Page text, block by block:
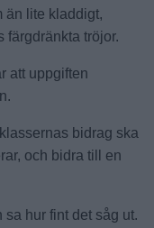
än lite kladdigt,
färgdränkta tröjor.
att uppgiften
bidrag ska
och bidra till en
hur fint det såg ut.